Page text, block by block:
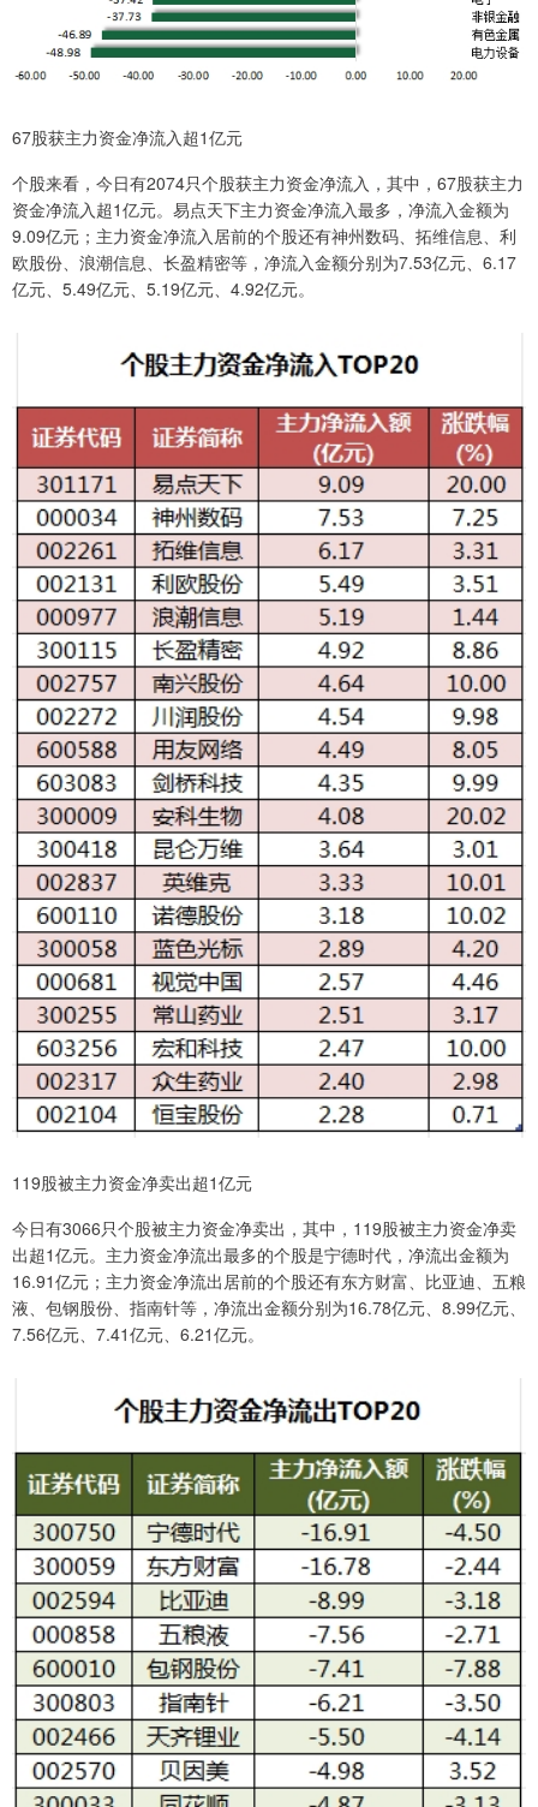
67股获主力资金净流入超1亿元
个股来看，今日有2074只个股获主力资金净流入，其中，67股获主力
资金净流入超1亿元。易点天下主力资金净流入最多，净流入金额为
9.09亿元；主力资金净流入居前的个股还有神州数码、拓维信息、利
欧股份、浪潮信息、长盈精密等，净流入金额分别为7.53亿元、6.17
亿元、5.49亿元、5.19亿元、4.92亿元。
119股被主力资金净卖出超1亿元
今日有3066只个股被主力资金净卖出，其中，119股被主力资金净卖
出超1亿元。主力资金净流出最多的个股是宁德时代，净流出金额为
16.91亿元；主力资金净流出居前的个股还有东方财富、比亚迪、五粮
液、包钢股份、指南针等，净流出金额分别为16.78亿元、8.99亿元、
7.56亿元、7.41亿元、6.21亿元。